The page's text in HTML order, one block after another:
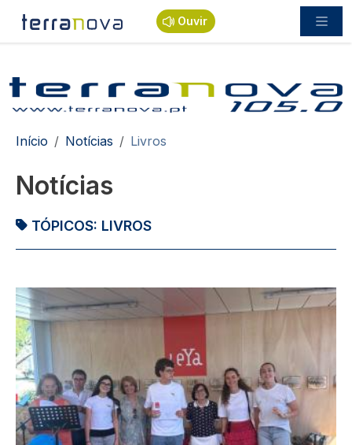
Passar para o conteúdo principal
Ouvir
Navegação estrutural
Início Notícias Livros
Notícias
TÓPICOS: LIVROS
Imagem